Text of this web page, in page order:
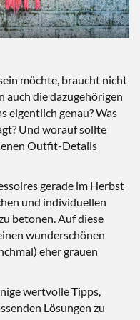
möchte, braucht nicht
auch die dazugehörigen
eigentlich genau? Was
Und worauf sollte
Outfit-Details
gerade im Herbst
und individuellen
betonen. Auf diese
wunderschönen
eher grauen
wertvolle Tipps,
Lösungen zu